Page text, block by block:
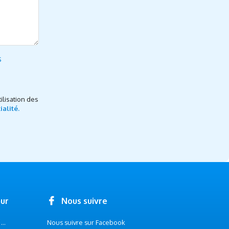
des
Nous suivre
Nous suivre sur Facebook